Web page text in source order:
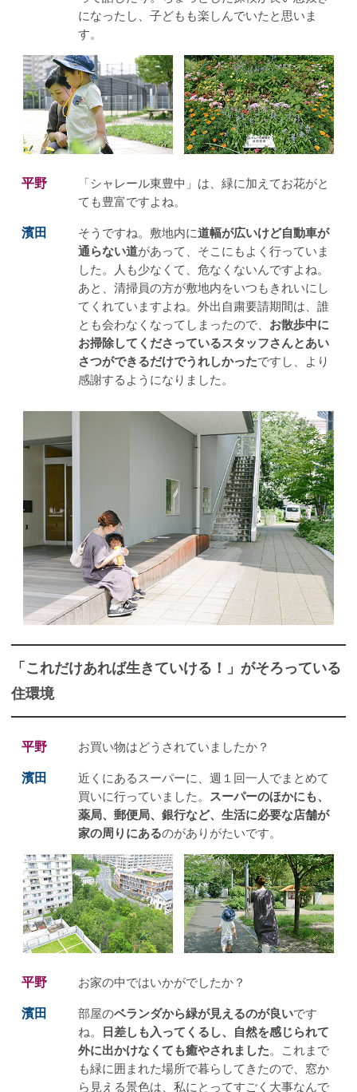
になったし、子どもも楽しんでいたと思いま
す。
平野
「シャレール東豊中」は、緑に加えてお花がと
ても豊富ですよね。
濱田 そうですね。敷地内に道幅が広いけど自動車が
通らない道があって、そこにもよく行っていま
した。人も少なくて、危なくないんですよね。
あと、清掃員の方が敷地内をいつもきれいにし
てくれていますよね。外出自粛要請期間は、誰
とも会わなくなってしまったので、 お散歩中に
お掃除してくださっているスタッフさんとあい
さつができるだけでうれしかったですし、より
感謝するようになりました。
「これだけあれば生きていける！」がそろっている
住環境
平野 お買い物はどうされていましたか？
濱田
近くにあるスーパーに、週１回一人でまとめて
買いに行っていました。
スーパーのほかにも、
薬局、郵便局、銀行など、生活に必要な店舗が
家の周りにあるのがありがたいです。
平野 お家の中ではいかがでしたか？
濱田 部屋のベランダから緑が見えるのが良いです
ね。
日差しも入ってくるし、自然を感じられて
外に出かけなくても癒やされました。これまで
も緑に囲まれた場所で暮らしてきたので、窓か
ら見える景色は、私にとってすごく大事なんで